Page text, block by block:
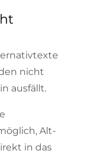
nicht
ausfällt.
Alt-
in das